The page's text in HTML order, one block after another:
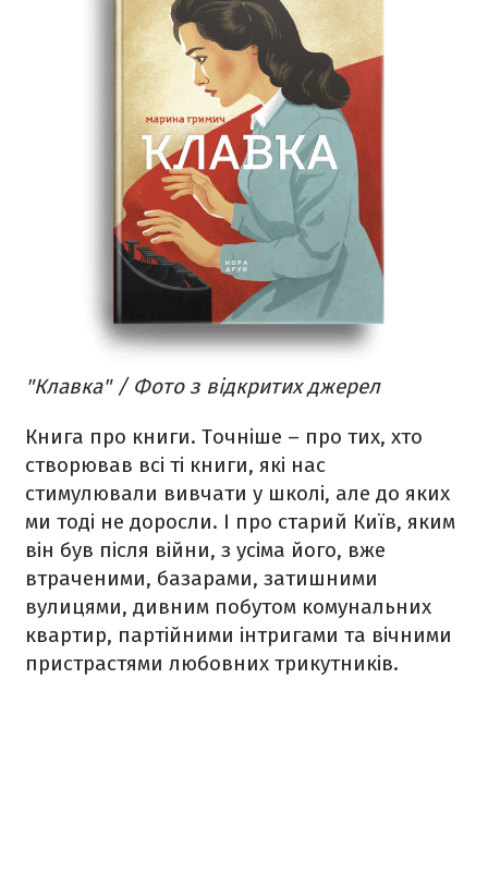
"Клавка" / Фото з відкритих джерел
Книга про книги. Точніше – про тих, хто
створював всі ті книги, які нас
стимулювали вивчати у школі, але до яких
ми тоді не доросли. І про старий Київ, яким
він був після війни, з усіма його, вже
втраченими, базарами, затишними
вулицями, дивним побутом комунальних
квартир, партійними інтригами та вічними
пристрастями любовних трикутників.